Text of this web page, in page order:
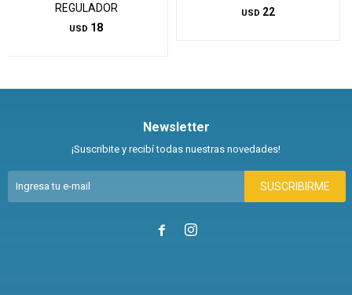
REGULADOR
USD 18
USD 22
Newsletter
¡Suscribite y recibí todas nuestras novedades!
SUSCRIBIRME
 